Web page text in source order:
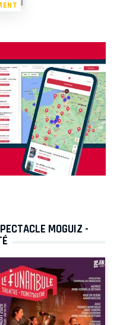
MOGUIZ -